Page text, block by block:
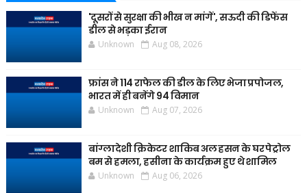
'दूसरों से सुरक्षा की भीख न मांगें', सऊदी की डिफेंस
डील से भड़का ईरान
Unknown Aug 08, 2026
फ्रांस ने 114 राफेल की डील के लिए भेजा प्रपोजल,
भारत में ही बनेंगे 94 विमान
Unknown Aug 07, 2026
बांग्लादेशी क्रिकेटर शाकिब अल हसन के घर पेट्रोल
बम से हमला, हसीना के कार्यक्रम हुए थे शामिल
Unknown Aug 06, 2026